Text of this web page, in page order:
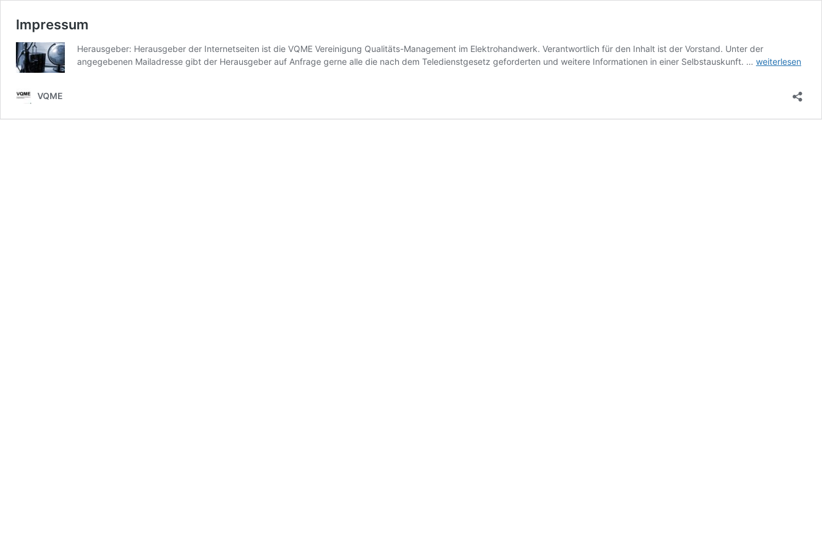
Impressum
Herausgeber: Herausgeber der Internetseiten ist die VQME Vereinigung Qualitäts-Management im Elektrohandwerk. Verantwortlich für den Inhalt ist der Vorstand. Unter der
angegebenen Mailadresse gibt der Herausgeber auf Anfrage gerne alle die nach dem Teledienstgesetz geforderten und weitere Informationen in einer Selbstauskunft. … Impressum
weiterlesen
VQME